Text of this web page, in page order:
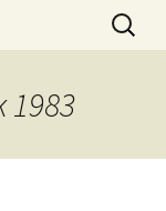
Sök
efter:
1983